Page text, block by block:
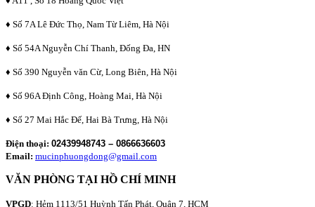
♦ Số 7A Lê Đức Thọ, Nam Từ Liêm, Hà Nội
♦ Số 54A Nguyễn Chí Thanh, Đống Đa, HN
♦ Số 390 Nguyễn văn Cừ, Long Biên, Hà Nội
♦ Số 96A Định Công, Hoàng Mai, Hà Nội
♦ Số 27 Mai Hắc Đế, Hai Bà Trưng, Hà Nội
Điện thoại: 02439948743 – 0866636603
Email: mucinphuongdong@gmail.com
VĂN PHÒNG TẠI HỒ CHÍ MINH
VPGD: Hẻm 1113/51 Huỳnh Tấn Phát, Quận 7, HCM